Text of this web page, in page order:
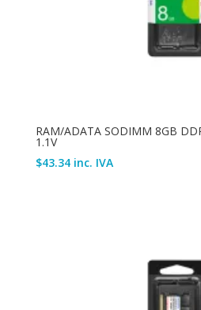
RAM/ADATA SODIMM 8GB
1.1V
$43.34 inc. IVA